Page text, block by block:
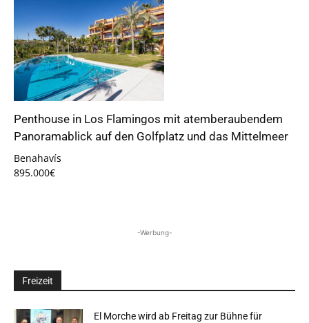
Penthouse in Los Flamingos mit atemberaubendem
Panoramablick auf den Golfplatz und das Mittelmeer
Benahavís
895.000€
-Werbung-
Freizeit
El Morche wird ab Freitag zur Bühne für